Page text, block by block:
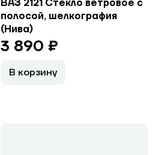
ВАЗ 2121 Стекло ветровое с
полосой, шелкография
(Нива)
3 890 ₽
В корзину